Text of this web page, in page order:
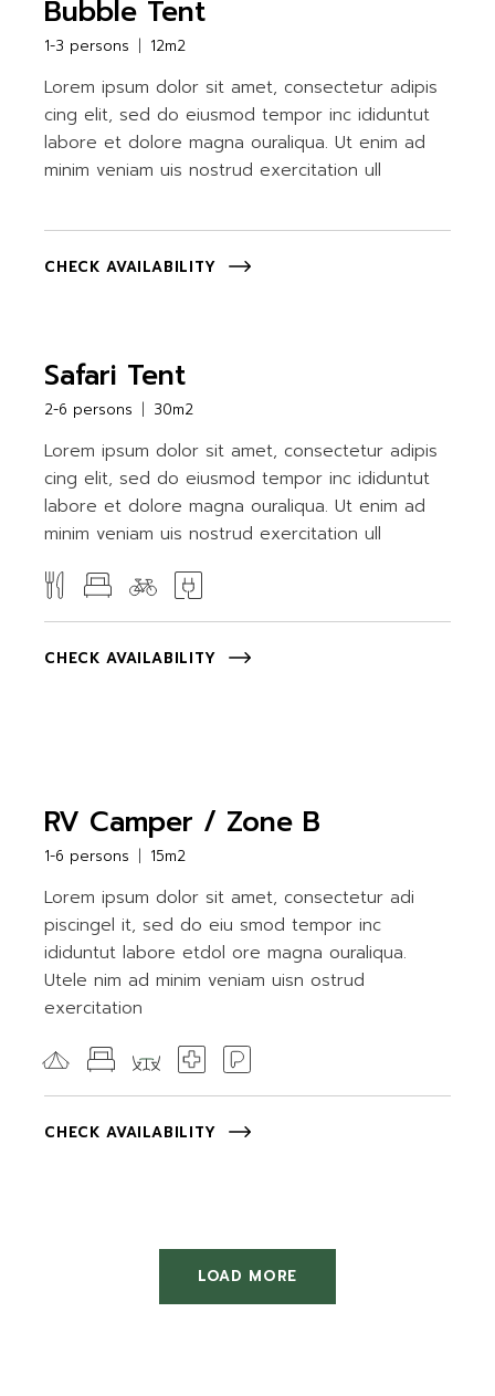
Bubble Tent
1-3 persons 12m2
Lorem ipsum dolor sit amet, consectetur adipis
cing elit, sed do eiusmod tempor inc ididuntut
labore et dolore magna ouraliqua. Ut enim ad
minim veniam uis nostrud exercitation ull
CHECK AVAILABILITY
Safari Tent
2-6 persons 30m2
Lorem ipsum dolor sit amet, consectetur adipis
cing elit, sed do eiusmod tempor inc ididuntut
labore et dolore magna ouraliqua. Ut enim ad
minim veniam uis nostrud exercitation ull
CHECK AVAILABILITY
RV Camper / Zone B
1-6 persons 15m2
Lorem ipsum dolor sit amet, consectetur adi
piscingel it, sed do eiu smod tempor inc
ididuntut labore etdol ore magna ouraliqua.
Utele nim ad minim veniam uisn ostrud
exercitation
CHECK AVAILABILITY
LOAD MORE